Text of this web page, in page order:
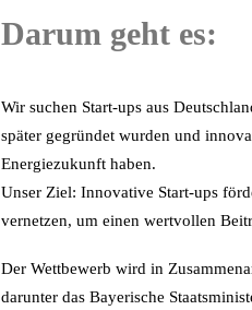
Darum geht es:
Wir suchen Start-ups aus
später gegründet wurden und
Energiezukunft haben.
Unser Ziel: Innovative Start-ups
vernetzen, um einen wertvollen
Der Wettbewerb wird in
darunter das Bayerische